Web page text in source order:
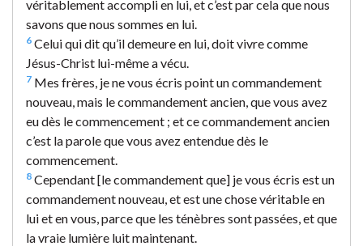
véritablement accompli en lui, et c’est par cela que nous
savons que nous sommes en lui.
6 Celui qui dit qu’il demeure en lui, doit vivre comme
Jésus-Christ lui-même a vécu.
7 Mes frères, je ne vous écris point un commandement
nouveau, mais le commandement ancien, que vous avez
eu dès le commencement ; et ce commandement ancien
c’est la parole que vous avez entendue dès le
commencement.
8 Cependant [le commandement que] je vous écris est un
commandement nouveau, et est une chose véritable en
lui et en vous, parce que les ténèbres sont passées, et que
la vraie lumière luit maintenant.